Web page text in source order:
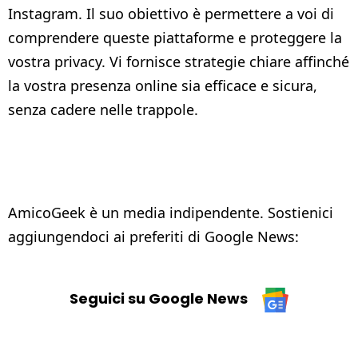
Instagram. Il suo obiettivo è permettere a voi di
comprendere queste piattaforme e proteggere la
vostra privacy. Vi fornisce strategie chiare affinché
la vostra presenza online sia efficace e sicura,
senza cadere nelle trappole.
AmicoGeek è un media indipendente. Sostienici
aggiungendoci ai preferiti di Google News:
Seguici su Google News